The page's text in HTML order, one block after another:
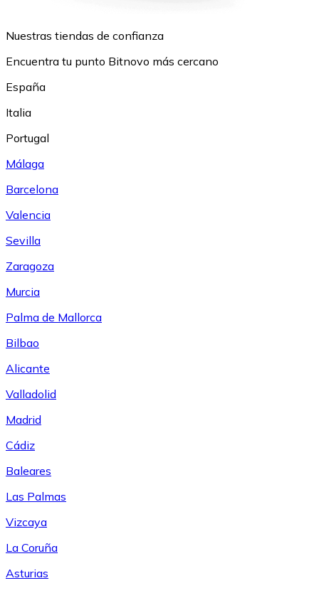
Nuestras tiendas de confianza
Encuentra tu punto Bitnovo más cercano
España
Italia
Portugal
Málaga
Barcelona
Valencia
Sevilla
Zaragoza
Murcia
Palma de Mallorca
Bilbao
Alicante
Valladolid
Madrid
Cádiz
Baleares
Las Palmas
Vizcaya
La Coruña
Asturias